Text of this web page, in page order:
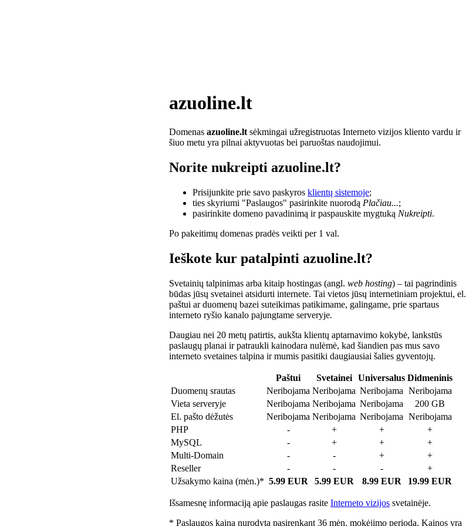
azuoline.lt
Domenas azuoline.lt sėkmingai užregistruotas Interneto vizijos kliento vardu ir
šiuo metu yra pilnai aktyvuotas bei paruoštas naudojimui.
Norite nukreipti azuoline.lt?
Prisijunkite prie savo paskyros klientų sistemoje;
ties skyriumi "Paslaugos" pasirinkite nuorodą Plačiau...;
pasirinkite domeno pavadinimą ir paspauskite mygtuką Nukreipti.
Po pakeitimų domenas pradės veikti per 1 val.
Ieškote kur patalpinti azuoline.lt?
Svetainių talpinimas arba kitaip hostingas (angl. web hosting) – tai pagrindinis
būdas jūsų svetainei atsidurti internete. Tai vietos jūsų internetiniam projektui, el.
paštui ar duomenų bazei suteikimas patikimame, galingame, prie spartaus
interneto ryšio kanalo pajungtame serveryje.
Daugiau nei 20 metų patirtis, aukšta klientų aptarnavimo kokybė, lankstūs
paslaugų planai ir patraukli kainodara nulėmė, kad šiandien pas mus savo
interneto svetaines talpina ir mumis pasitiki daugiausiai šalies gyventojų.
Paštui Svetainei Universalus Didmeninis
Duomenų srautas
Neribojama Neribojama Neribojama Neribojama
Vieta serveryje
Neribojama Neribojama Neribojama
200 GB
El. pašto dėžutės
Neribojama Neribojama Neribojama Neribojama
PHP
- + +
+
MySQL
- + +
+
Multi-Domain
- - +
+
Reseller
- - -
+
Užsakymo kaina (mėn.)* 5.99 EUR 5.99 EUR 8.99 EUR 19.99 EUR
Išsamesnę informaciją apie paslaugas rasite Interneto vizijos svetainėje.
* Paslaugos kaina nurodyta pasirenkant 36 mėn. mokėjimo periodą. Kainos yra